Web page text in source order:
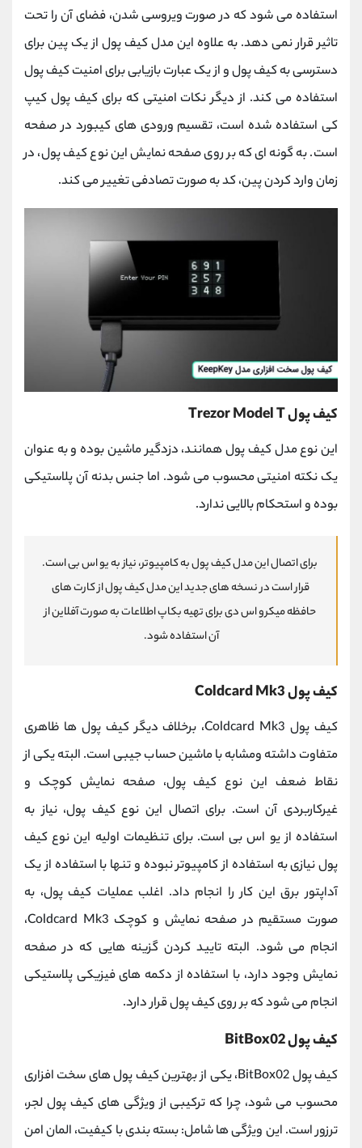
استفاده می شود که در صورت ویروسی شدن، فضای آن را تحت
تاثیر قرار نمی دهد. به علاوه این مدل کیف پول از یک پین برای
دسترسی به کیف پول و از یک عبارت بازیابی برای امنیت کیف پول
استفاده می کند. از دیگر نکات امنیتی که برای کیف پول کیپ
کی استفاده شده است، تقسیم ورودی های کیبورد در صفحه
است. به گونه ای که بر روی صفحه نمایش این نوع کیف پول، در
زمان وارد کردن پین، کد به صورت تصادفی تغییر می کند.
کیف پول Trezor Model T
این نوع مدل کیف پول همانند، دزدگیر ماشین بوده و به عنوان
یک نکته امنیتی محسوب می شود. اما جنس بدنه آن پلاستیکی
بوده و استحکام بالایی ندارد.
برای اتصال این مدل کیف پول به کامپیوتر، نیاز به یو اس بی است.
قرار است در نسخه های جدید این مدل کیف پول از کارت های
حافظه میکرو اس دی برای تهیه بکاپ اطلاعات به صورت آفلاین از
آن استفاده شود.
کیف پول Coldcard Mk3
کیف پول Coldcard Mk3، برخلاف دیگر کیف پول ها ظاهری
متفاوت داشته ومشابه با ماشین حساب جیبی است. البته یکی از
نقاط ضعف این نوع کیف پول، صفحه نمایش کوچک و
غیرکاربردی آن است. برای اتصال این نوع کیف پول، نیاز به
استفاده از یو اس بی است. برای تنظیمات اولیه این نوع کیف
پول نیازی به استفاده از کامپیوتر نبوده و تنها با استفاده از یک
آداپتور برق این کار را انجام داد. اغلب عملیات کیف پول، به
صورت مستقیم در صفحه نمایش و کوچک Coldcard Mk3،
انجام می شود. البته تایید کردن گزینه هایی که در صفحه
نمایش وجود دارد، با استفاده از دکمه های فیزیکی پلاستیکی
انجام می شود که بر روی کیف پول قرار دارد.
کیف پول BitBox02
کیف پول BitBox02، یکی از بهترین کیف پول های سخت افزاری
محسوب می شود، چرا که ترکیبی از ویژگی های کیف پول لجر،
ترزور است. این ویژگی ها شامل: بسته بندی با کیفیت، المان امن